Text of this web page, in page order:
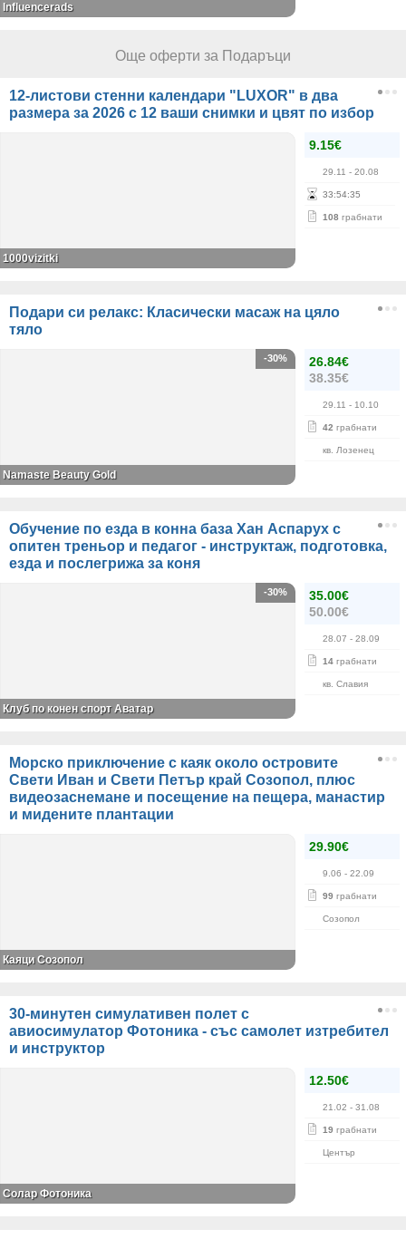
Influencerads
Още оферти за Подаръци
12-листови стенни календари "LUXOR" в два
размера за 2026 с 12 ваши снимки и цвят по избор
9.15€
29.11 - 20.08
33:54:35
108 грабнати
1000vizitki
Подари си релакс: Класически масаж на цяло
тяло
26.84€
38.35€
29.11 - 10.10
42 грабнати
кв. Лозенец
-30%
Namaste Beauty Gold
Обучение по езда в конна база Хан Аспарух с
опитен треньор и педагог - инструктаж, подготовка,
езда и послегрижа за коня
35.00€
50.00€
28.07 - 28.09
14 грабнати
кв. Славия
-30%
Клуб по конен спорт Аватар
Морско приключение с каяк около островите
Свети Иван и Свети Петър край Созопол, плюс
видеозаснемане и посещение на пещера, манастир
и мидените плантации
29.90€
9.06 - 22.09
99 грабнати
Созопол
Каяци Созопол
30-минутен симулативен полет с
авиосимулатор Фотоника - със самолет изтребител
и инструктор
12.50€
21.02 - 31.08
19 грабнати
Център
Солар Фотоника